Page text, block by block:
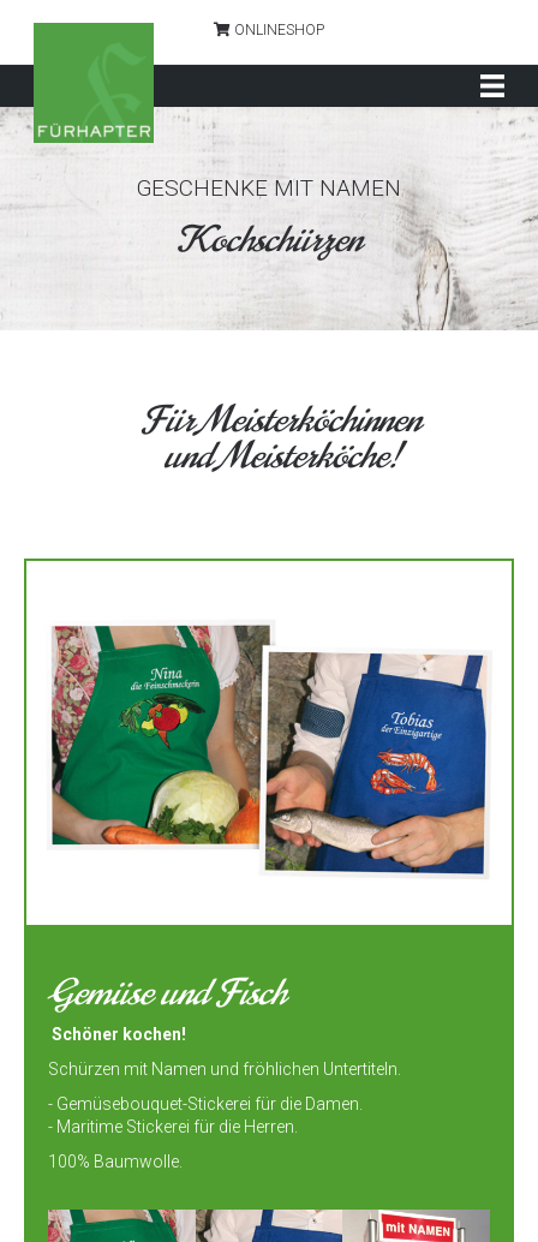
ONLINESHOP
GESCHENKE MIT NAMEN
Kochschürzen
Für Meisterköchinnen
und Meisterköche!
Gemüse und Fisch
Schöner kochen!
Schürzen mit Namen und fröhlichen Untertiteln.
- Gemüsebouquet-Stickerei für die Damen.
- Maritime Stickerei für die Herren.
100% Baumwolle.